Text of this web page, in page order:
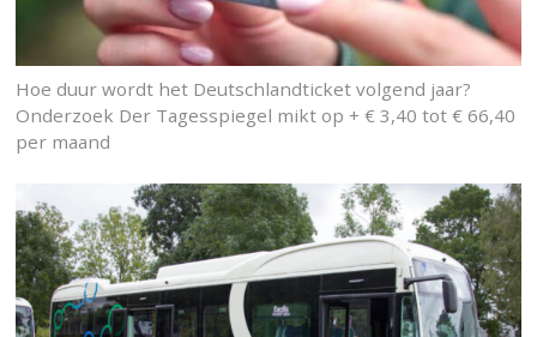
Hoe duur wordt het Deutschlandticket volgend jaar?
Onderzoek Der Tagesspiegel mikt op + € 3,40 tot € 66,40
per maand